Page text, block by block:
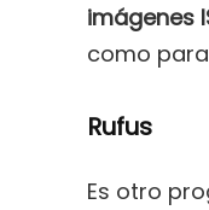
imágenes
como para
Rufus
Es otro